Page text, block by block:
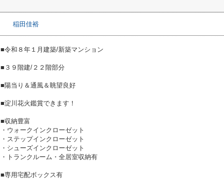
稲田佳裕
■令和８年１月建築/新築マンション
■３９階建/２２階部分
■陽当り＆通風＆眺望良好
■淀川花火鑑賞できます！
■収納豊富
・ウォークインクローゼット
・ステップインクローゼット
・シューズインクローゼット
・トランクルーム・全居室収納有
■専用宅配ボックス有